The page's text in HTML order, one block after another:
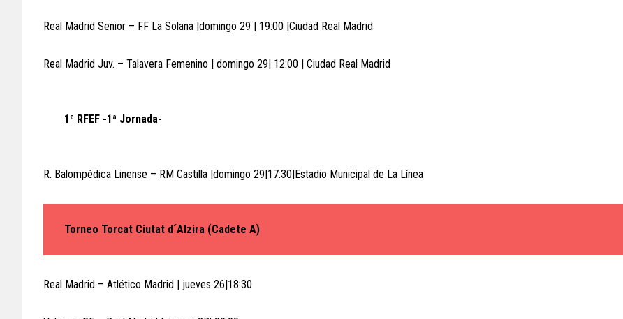
Real Madrid Senior – FF La Solana |domingo 29 | 19:00 |Ciudad Real Madrid
Real Madrid Juv. – Talavera Femenino | domingo 29| 12:00 | Ciudad Real Madrid
1ª RFEF -1ª Jornada-
R. Balompédica Linense – RM Castilla |domingo 29|17:30|Estadio Municipal de La Línea
Torneo Torcat Ciutat d´Alzira (Cadete A)
Real Madrid – Atlético Madrid | jueves 26|18:30